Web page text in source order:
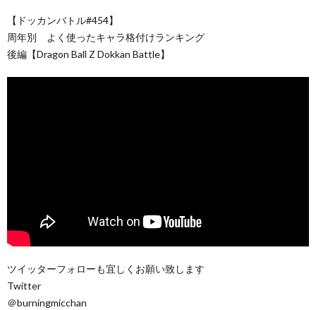
︎【ドッカンバトル#454】
周年別 よく使ったキャラ格付けランキング
後編【Dragon Ball Z Dokkan Battle】
ツイッターフォローも宜しくお願い致します
Twitter
＠burningmicchan